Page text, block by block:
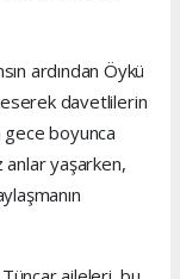
ardından Öykü
davetlilerin
boyunca
yaşarken,